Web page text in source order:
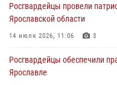
Росгвардейцы обеспечили
забега в Ярославле
27 июля 2026, 07:16
Росгвардейцы провели
Ярославской области
14 июля 2026, 11:06 3
Росгвардейцы обеспечили
Ярославле